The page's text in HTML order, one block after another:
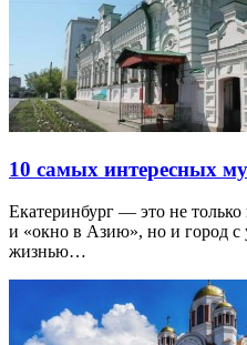
10 самых интересных
Екатеринбург — это не
и «окно в Азию», но и город с
жизнью…